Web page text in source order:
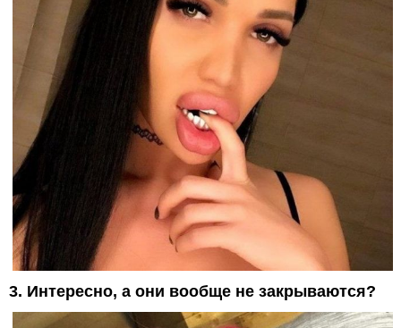
3. Интересно, а они вообще не закрываются?